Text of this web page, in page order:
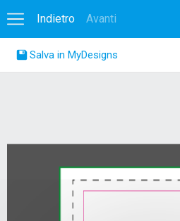
Indietro Avanti
Salva in MyDesigns